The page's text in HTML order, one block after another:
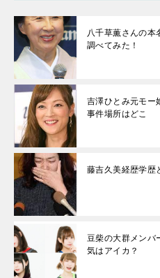
八千草薫さんの本
調べてみた！
吉澤ひとみ元モー
事件場所はどこ
藤吉久美経歴学歴
豆柴の大群メンバ
気はアイカ？